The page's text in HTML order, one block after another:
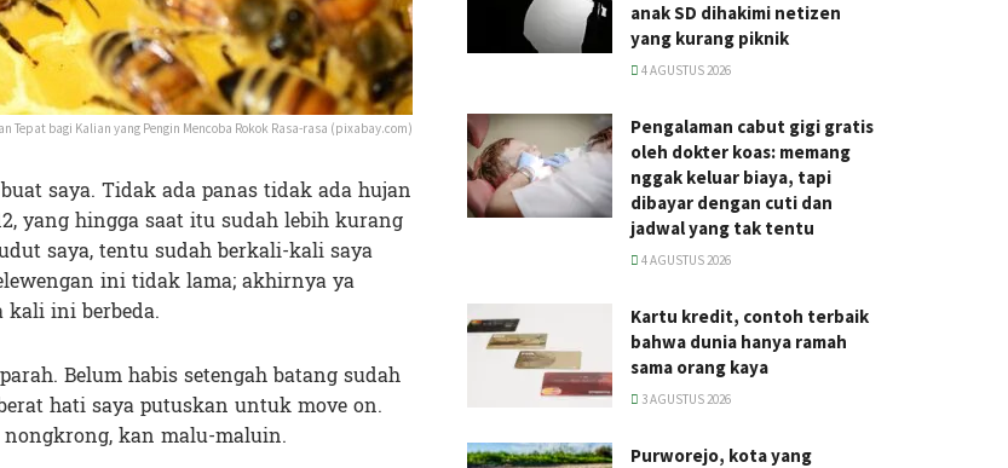
Tepat bagi Kalian yang Pengin Mencoba Rokok Rasa-rasa (pixabay.com)
saya. Tidak ada panas tidak ada hujan
yang hingga saat itu sudah lebih kurang
saya, tentu sudah berkali-kali saya
ini tidak lama; akhirnya ya
kali ini berbeda.
Belum habis setengah batang sudah
hati saya putuskan untuk move on.
kan malu-maluin.
anak SD dihakimi netizen
yang kurang piknik
4 AGUSTUS 2026
Pengalaman cabut gigi gratis
oleh dokter koas: memang
nggak keluar biaya, tapi
dibayar dengan cuti dan
jadwal yang tak tentu
4 AGUSTUS 2026
Kartu kredit, contoh terbaik
bahwa dunia hanya ramah
sama orang kaya
3 AGUSTUS 2026
Purworejo, kota yang